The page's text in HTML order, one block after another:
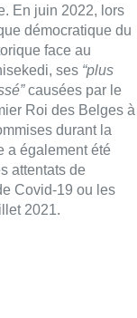
En juin 2022, lors
démocratique du
face au
ses “plus
causées par le
Roi des Belges à
durant la
a également été
attentats de
Covid-19 ou les
2021.